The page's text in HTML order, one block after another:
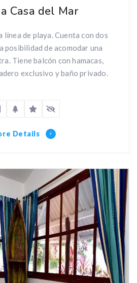
Casa del Mar
línea de playa. Cuenta con dos
posibilidad de acomodar una
Tiene balcón con hamacas,
exclusivo y baño privado.
Details